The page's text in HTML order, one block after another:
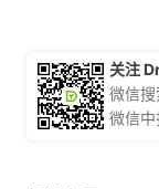
关注
微信搜
微信